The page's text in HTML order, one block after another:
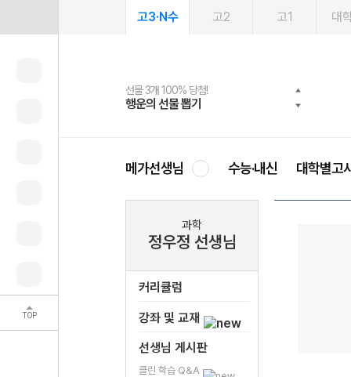
TOP
고3·N수 고2 고1 대
선물 3개 100% 당첨!
행운의 선물 뽑기
선물 100% 증정!
메가스터디 X 올리브
여름방학 스터디 캐시백
메가런 썸머스쿨
2027 러셀 단과
강사 공개선발
스마트러닝앱
설문 EVENT
메가패스
3일 무료 체험권
메가패스 수강생 무료혜택!
메가클럽 멤버십
사회공헌 캠페인
희망이룸 메가나눔
메가선생님 수능·내신 대학별고
과학
정우정 선생님
커리큘럼
강좌 및 교재
선생님 게시판
클린 학습 Q&A